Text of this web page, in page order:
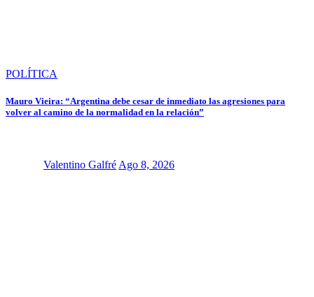
POLÍTICA
Mauro Vieira: “Argentina debe cesar de inmediato las agresiones para
volver al camino de la normalidad en la relación”
Valentino Galfré Ago 8, 2026